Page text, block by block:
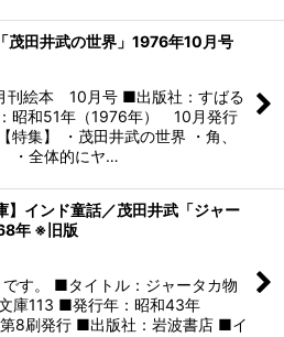
茂田井武の世界」1976年10月号
刊絵本 10月号 ■出版社：すばる
昭和51年（1976年） 10月発行
特集】 ・茂田井武の世界 ・角、
・全体的にヤ…
】インド童話／茂田井武「ジャー
年 ※旧版
す。 ■タイトル：ジャータカ物
庫113 ■発行年：昭和43年
8刷発行 ■出版社：岩波書店 ■イ